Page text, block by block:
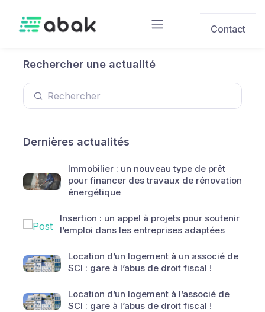
Contact
Rechercher une actualité
Dernières actualités
Immobilier : un nouveau type de prêt
pour financer des travaux de rénovation
énergétique
Insertion : un appel à projets pour soutenir
l’emploi dans les entreprises adaptées
Location d’un logement à un associé de
SCI : gare à l’abus de droit fiscal !
Location d’un logement à l’associé de
SCI : gare à l’abus de droit fiscal !